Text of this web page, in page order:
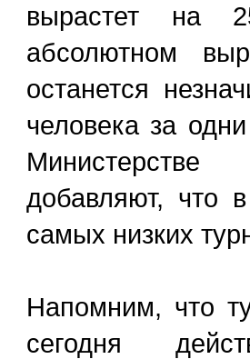
вырастет на
абсолютном
останется
человека за
добавляют, что
самых низких
Напомним, что
сегодня